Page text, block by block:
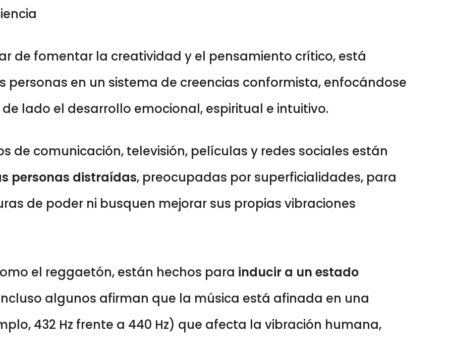
de fomentar la creatividad y el pensamiento crítico, está
en un sistema de creencias conformista, enfocándose
lado el desarrollo emocional, espiritual e intuitivo.
de comunicación, televisión, películas y redes sociales están
personas distraídas, preocupadas por superficialidades, para
de poder ni busquen mejorar sus propias vibraciones
el reggaetón, están hechos para inducir a un estado
algunos afirman que la música está afinada en una
432 Hz frente a 440 Hz) que afecta la vibración humana,